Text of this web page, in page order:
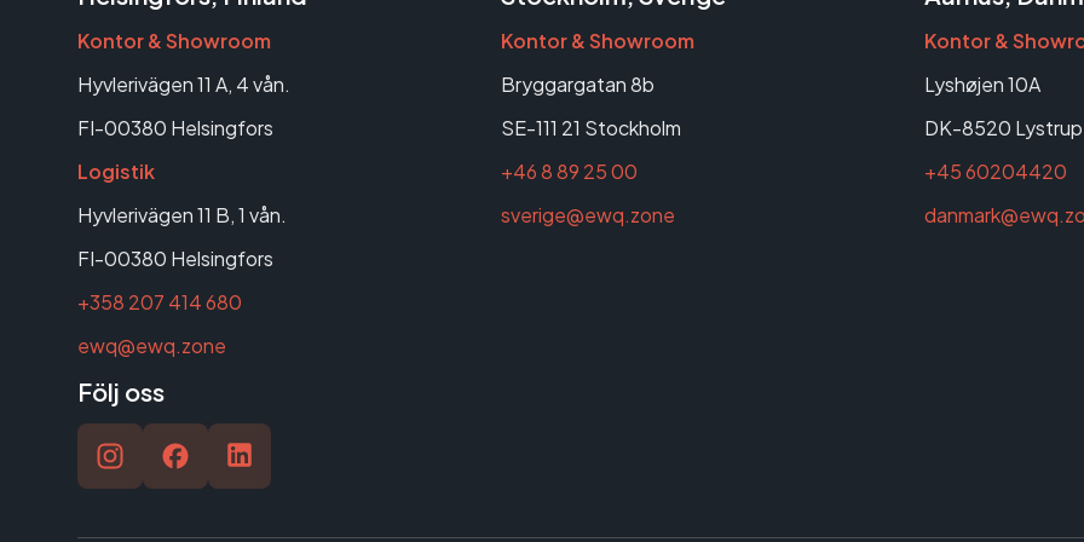
Kontor & Showroom
Hyvlerivägen 11 A, 4 vån.
FI-00380 Helsingfors
Logistik
Hyvlerivägen 11 B, 1 vån.
FI-00380 Helsingfors
+358 207 414 680
ewq@ewq.zone
Kontor & Showroom
Bryggargatan 8b
SE-111 21 Stockholm
+46 8 89 25 00
sverige@ewq.zone
Kontor &
Lyshøjen 10A
DK-8520 Lystrup
+45 60204420
Följ oss